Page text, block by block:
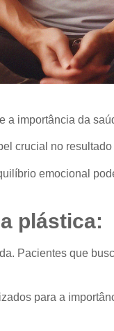
a importância da
crucial no
emocional
plástica:
Pacientes que
para a